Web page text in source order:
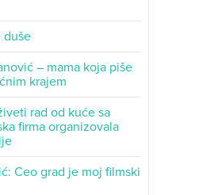
duše
– mama koja piše
krajem
rad od kuće sa
firma organizovala
Ceo grad je moj filmski